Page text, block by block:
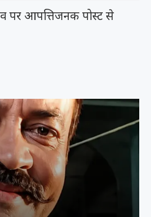
पर आपत्तिजनक पोस्ट से